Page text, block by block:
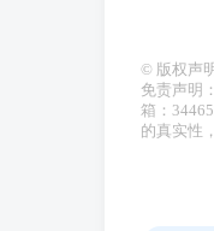
© 版权声
免责声明
箱：
的真实性